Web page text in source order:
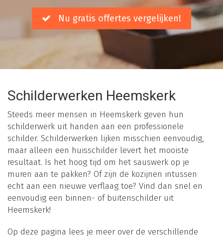
Nu gratis offertes vergelijken!
Schilderwerken Heemskerk
Steeds meer mensen in Heemskerk geven hun
schilderwerk uit handen aan een professionele
schilder. Schilderwerken lijken misschien eenvoudig,
maar alleen een huisschilder levert het mooiste
resultaat. Is het hoog tijd om het sauswerk op je
muren aan te pakken? Of zijn de kozijnen intussen
echt aan een nieuwe verflaag toe? Vind dan snel en
eenvoudig een binnen- of buitenschilder uit
Heemskerk!
Op deze pagina lees je meer over de verschillende